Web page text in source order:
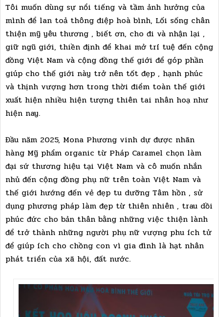
Tôi muốn dùng sự nổi tiếng và tầm ảnh hưởng của
mình để lan toả thông điệp hoà bình, Lối sống chân
thiện mỹ yêu thương , biết ơn, cho đi và nhận lại ,
giữ ngũ giới, thiền định để khai mở trí tuệ đến cộng
đồng Việt Nam và cộng đồng thế giới để góp phần
giúp cho thế giới này trở nên tốt đẹp , hạnh phúc
và thịnh vượng hơn trong thời điểm toàn thế giới
xuất hiện nhiều hiện tượng thiên tai nhân hoạ như
hiện nay.
Đầu năm 2025, Mona Phương vinh dự được nhãn
hàng Mỹ phẩm organic từ Pháp Caramel chọn làm
đại sứ thương hiệu tại Việt Nam và cô muốn nhắn
nhủ đến cộng đồng phụ nữ trên toàn Việt Nam và
thế giới hướng đến vẻ đẹp tu dưỡng Tâm hồn , sử
dụng phương pháp làm đẹp từ thiên nhiên , trau dồi
phúc đức cho bản thân bằng những việc thiện lành
để trở thành những người phụ nữ vượng phu ích tử
để giúp ích cho chồng con vì gia đình là hạt nhân
phát triển của xã hội, đất nước.